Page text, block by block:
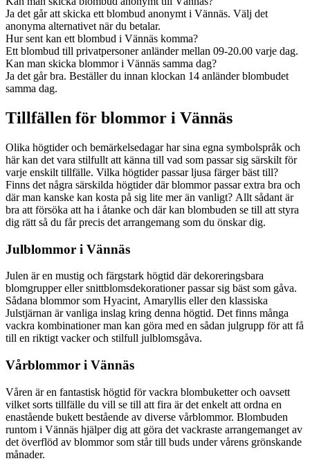
Ja det går att skicka ett blombud anonymt i Vännäs. Välj det
anonyma alternativet när du betalar.
Hur sent kan ett blombud i Vännäs komma?
Ett blombud till privatpersoner anländer mellan 09-20.00 varje dag.
Kan man skicka blommor i Vännäs samma dag?
Ja det går bra. Beställer du innan klockan 14 anländer blombudet
samma dag.
Tillfällen för blommor i Vännäs
Olika högtider och bemärkelsedagar har sina egna symbolspråk och
här kan det vara stilfullt att känna till vad som passar sig särskilt för
varje enskilt tillfälle. Vilka högtider passar ljusa färger bäst till?
Finns det några särskilda högtider där blommor passar extra bra och
där man kanske kan kosta på sig lite mer än vanligt? Allt sådant är
bra att försöka att ha i åtanke och där kan blombuden se till att styra
dig rätt så du får precis det arrangemang som du önskar dig.
Julblommor i Vännäs
Julen är en mustig och färgstark högtid där dekoreringsbara
blomgrupper eller snittblomsdekorationer passar sig bäst som gåva.
Sådana blommor som Hyacint, Amaryllis eller den klassiska
Julstjärnan är vanliga inslag kring denna högtid. Det finns många
vackra kombinationer man kan göra med en sådan julgrupp för att få
till en riktigt vacker och stilfull julblomsgåva.
Vårblommor i Vännäs
Våren är en fantastisk högtid för vackra blombuketter och oavsett
vilket sorts tillfälle du vill se till att fira är det enkelt att ordna en
enastående bukett bestående av diverse vårblommor. Blombuden
runtom i Vännäs hjälper dig att göra det vackraste arrangemanget av
det överflöd av blommor som står till buds under vårens grönskande
månader.